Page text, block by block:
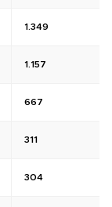
1.349
1.157
667
311
304